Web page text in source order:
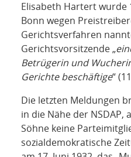
Elisabeth Hartert wurde
Bonn wegen
Gerichtsverfahren
Gerichtsvorsitzende „
Betrügerin und
Gerichte beschäftige“
Die letzten Meldungen
in die Nähe der NSDAP,
Söhne keine
sozialdemokratische